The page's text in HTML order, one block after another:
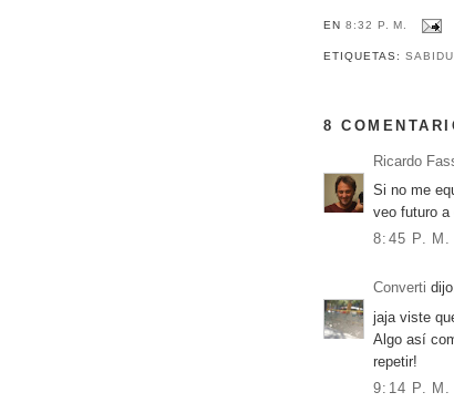
EN 8:32 P. M.
ETIQUETAS:
8
Ricardo
Si no me
veo futuro a
8:45 P. M.
Converti
jaja viste
Algo así
repetir!
9:14 P. M.